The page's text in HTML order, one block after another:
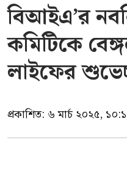
বিআইএ’র
কমিটিকে
লাইফের
প্রকাশিত: ৬ মার্চ ২০২৫,